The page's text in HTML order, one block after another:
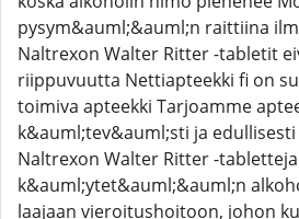
pysym&auml;&auml;n raittiina
Naltrexon Walter Ritter -tabletit
riippuvuutta Nettiapteekki fi on
toimiva apteekki Tarjoamme
k&auml;tev&auml;sti ja
Naltrexon Walter Ritter -tabletteja
k&auml;ytet&auml;&auml;n
laajaan vieroitushoitoon, johon